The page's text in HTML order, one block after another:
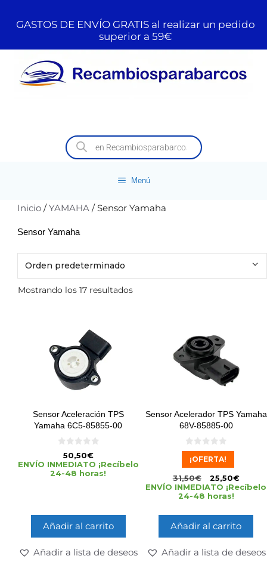
GASTOS DE ENVÍO GRATIS al realizar un pedido
superior a 59€
Menú
Inicio /YAMAHA / Sensor Yamaha
Sensor Yamaha
Mostrando los 17 resultados
Sensor Aceleración TPS
Yamaha 6C5-85855-00
e
5
50,50€
ENVÍO INMEDIATO ¡Recíbelo
24-48 horas!
Añadir al carrito
Añadir a lista de deseos
Sensor Acelerador TPS Yamaha
68V-85885-00
0
e
¡OFERTA!
31,50€ 25,50€
ENVÍO INMEDIATO ¡Recíbelo
24-48 horas!
Añadir al carrito
Añadir a lista de deseos